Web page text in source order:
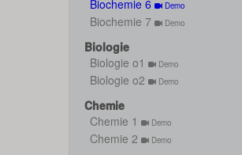
Biochemie 6 Demo
Biochemie 7 Demo
Biologie
Biologie o1
Demo
Biologie o2 Demo
Chemie
Chemie 1
Demo
Chemie 2 Demo